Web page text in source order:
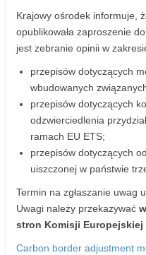
Krajowy ośrodek informuje,
opublikowała zaproszenie
jest zebranie opinii w
przepisów dotyczących
wbudowanych
przepisów dotyczących
odzwierciedlenia
ramach EU ETS;
przepisów dotyczących
uiszczonej w państwie
Termin na zgłaszanie uwag
Uwagi należy przekazywać
stron Komisji Europejskiej
Carbon border adjustment